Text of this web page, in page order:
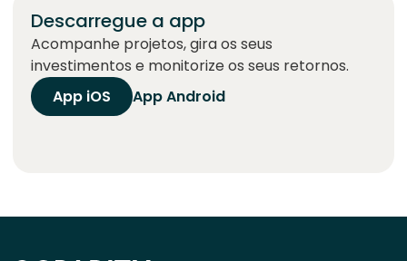
Descarregue a app
Acompanhe projetos, gira os seus
investimentos e monitorize os seus retornos.
App iOS
App Android